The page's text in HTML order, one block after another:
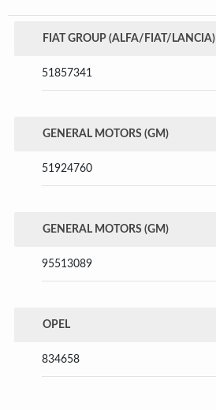
FIAT GROUP (ALFA/FIAT/LANCIA)
51857341
GENERAL MOTORS (GM)
51924760
GENERAL MOTORS (GM)
95513089
OPEL
834658